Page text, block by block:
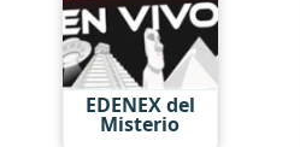
EDENEX del
Misterio